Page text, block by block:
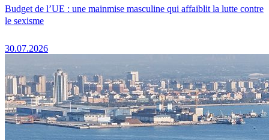
Budget de l’UE : une mainmise masculine qui affaiblit la lutte contre
le sexisme
30.07.2026